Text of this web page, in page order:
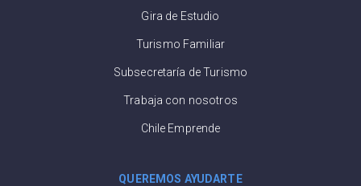
Gira de Estudio
Turismo Familiar
Subsecretaría de Turismo
Trabaja con nosotros
Chile Emprende
QUEREMOS AYUDARTE